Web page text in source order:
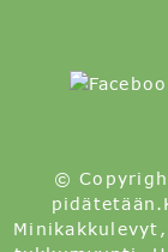
©
pidätetään.
Minikakkulevyt ,